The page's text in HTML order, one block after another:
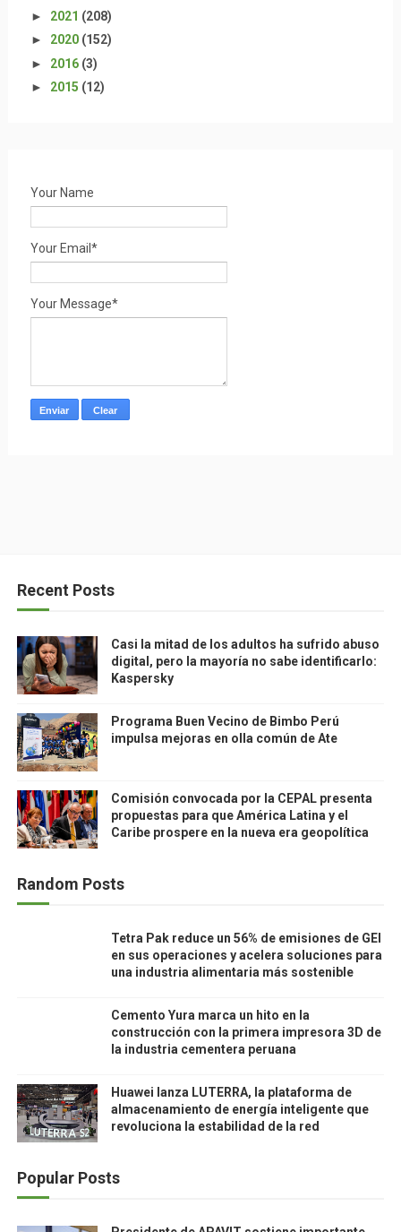
► 2021 (208)
► 2020 (152)
► 2016 (3)
► 2015 (12)
Your Name
Your Email*
Your Message*
Recent Posts
Casi la mitad de los adultos ha sufrido abuso
digital, pero la mayoría no sabe identificarlo:
Kaspersky
Programa Buen Vecino de Bimbo Perú
impulsa mejoras en olla común de Ate
Comisión convocada por la CEPAL presenta
propuestas para que América Latina y el
Caribe prospere en la nueva era geopolítica
Random Posts
Tetra Pak reduce un 56% de emisiones de GEI
en sus operaciones y acelera soluciones para
una industria alimentaria más sostenible
Cemento Yura marca un hito en la
construcción con la primera impresora 3D de
la industria cementera peruana
Huawei lanza LUTERRA, la plataforma de
almacenamiento de energía inteligente que
revoluciona la estabilidad de la red
Popular Posts